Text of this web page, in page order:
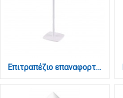
Επιτραπέζιο επαναφορτιζόμενο φωτιστικό 3CCT σε λευκή απόχρωση (3058-White)